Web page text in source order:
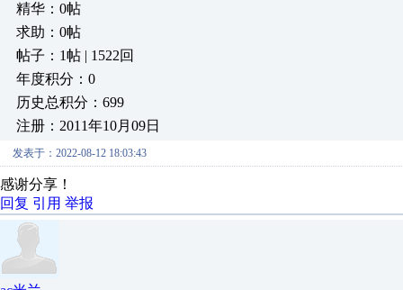
精华：0帖
求助：0帖
帖子：1帖 | 1522回
年度积分：0
历史总积分：699
注册：2011年10月09日
发表于：2022-08-12 18:03:43
感谢分享！
回复 引用 举报